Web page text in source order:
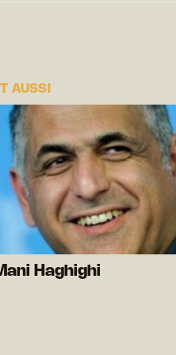
AUSSI
Haghighi